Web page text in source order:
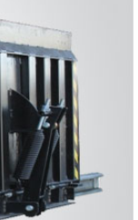
chargement et la